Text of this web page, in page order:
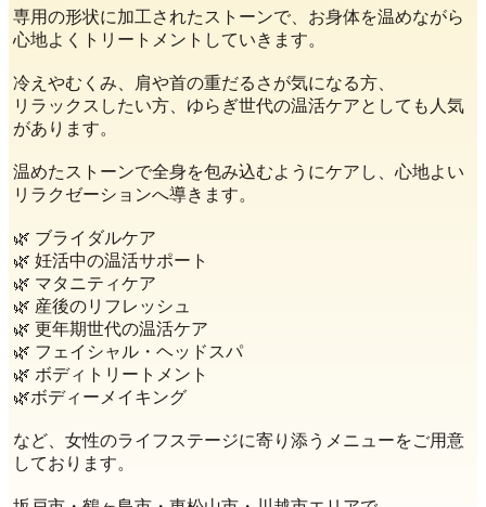
専用の形状に加工されたストーンで、お身体を温めながら
心地よくトリートメントしていきます。
冷えやむくみ、肩や首の重だるさが気になる方、
リラックスしたい方、ゆらぎ世代の温活ケアとしても人気
があります。
温めたストーンで全身を包み込むようにケアし、心地よい
リラクゼーションへ導きます。
🌿 ブライダルケア
🌿 妊活中の温活サポート
🌿 マタニティケア
🌿 産後のリフレッシュ
🌿 更年期世代の温活ケア
🌿 フェイシャル・ヘッドスパ
🌿 ボディトリートメント
🌿ボディーメイキング
など、女性のライフステージに寄り添うメニューをご用意
しております。